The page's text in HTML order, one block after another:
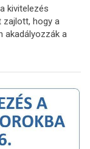
kivitelezés
zajlott, hogy a
akadályozzák a